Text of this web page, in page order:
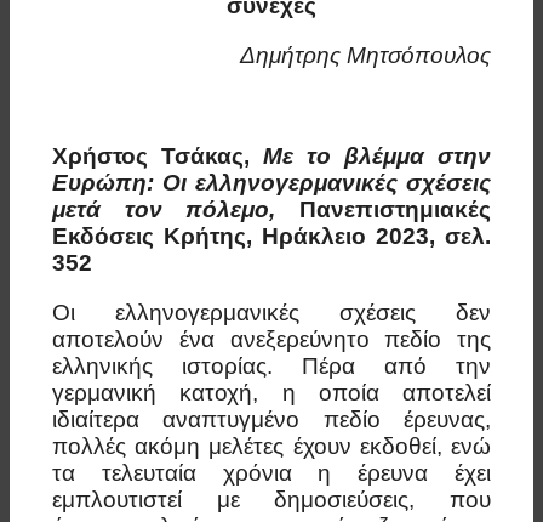
συνεχές
Δημήτρης Μητσόπουλος
Χρήστος Τσάκας, Με το βλέμμα στην
Ευρώπη: Οι ελληνογερμανικές σχέσεις
μετά τον πόλεμο, Πανεπιστημιακές
Εκδόσεις Κρήτης, Ηράκλειο 2023, σελ.
352
Οι ελληνογερμανικές σχέσεις δεν
αποτελούν ένα ανεξερεύνητο πεδίο της
ελληνικής ιστορίας. Πέρα από την
γερμανική κατοχή, η οποία αποτελεί
ιδιαίτερα αναπτυγμένο πεδίο έρευνας,
πολλές ακόμη μελέτες έχουν εκδοθεί, ενώ
τα τελευταία χρόνια η έρευνα έχει
εμπλουτιστεί με δημοσιεύσεις, που